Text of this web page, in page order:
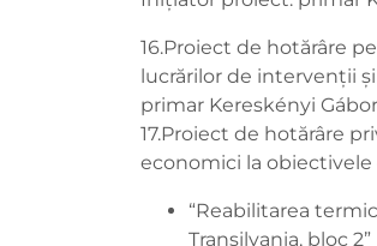
16.Proiect de hotărâre
lucrărilor de intervenții
primar Kereskényi Gábor
17.Proiect de hotărâre
economici la
“Reabilitarea
Transilvania, bloc 2”